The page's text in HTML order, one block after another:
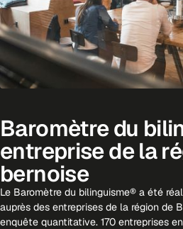
Baromètre du
entreprise de la
bernoise
Le Baromètre du bilinguisme® a été
auprès des entreprises de la région de
enquête quantitative. 170 entreprises